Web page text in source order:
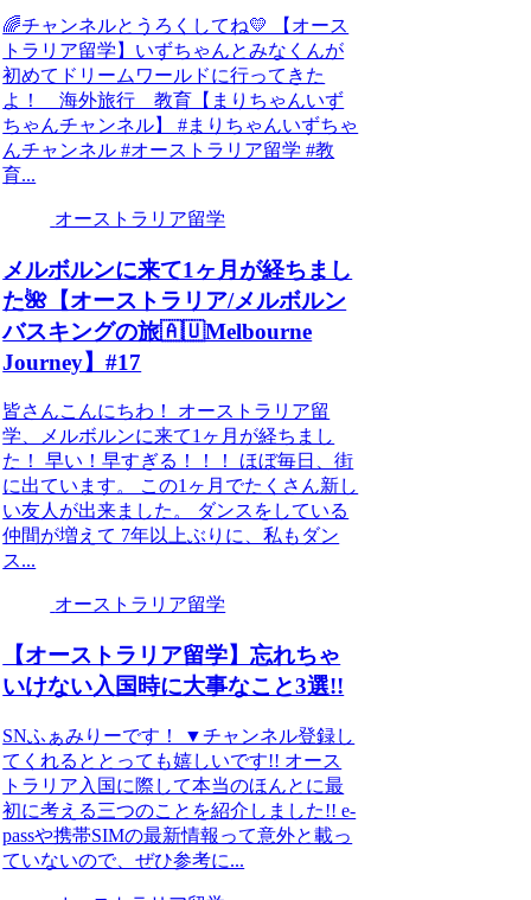
🌈チャンネルとうろくしてね💛 【オース
トラリア留学】いずちゃんとみなくんが
初めてドリームワールドに行ってきた
よ！ 海外旅行 教育【まりちゃんいず
ちゃんチャンネル】 #まりちゃんいずちゃ
んチャンネル #オーストラリア留学 #教
育...
オーストラリア留学
メルボルンに来て1ヶ月が経ちまし
た🌺【オーストラリア/メルボルン
バスキングの旅🇦🇺Melbourne
Journey】#17
皆さんこんにちわ！ オーストラリア留
学、メルボルンに来て1ヶ月が経ちまし
た！ 早い！早すぎる！！！ ほぼ毎日、街
に出ています。 この1ヶ月でたくさん新し
い友人が出来ました。 ダンスをしている
仲間が増えて 7年以上ぶりに、私もダン
ス...
オーストラリア留学
【オーストラリア留学】忘れちゃ
いけない入国時に大事なこと3選!!
SNふぁみりーです！ ▼チャンネル登録し
てくれるととっても嬉しいです!! オース
トラリア入国に際して本当のほんとに最
初に考える三つのことを紹介しました!! e-
passや携帯SIMの最新情報って意外と載っ
ていないので、ぜひ参考に...